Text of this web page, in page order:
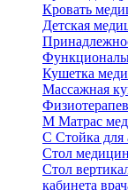
Кровать
Детская
Кушетка
Массажная
М Матрас
С Стойка для
Стол
Стол
кабинета